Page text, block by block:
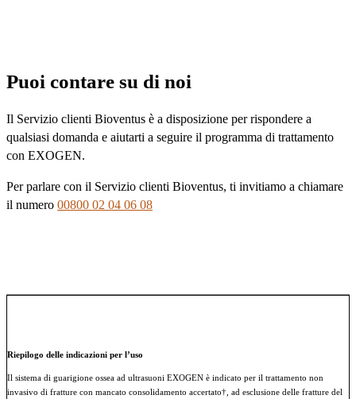
Puoi contare su di noi
Il Servizio clienti Bioventus è a disposizione per rispondere a
qualsiasi domanda e aiutarti a seguire il programma di trattamento
con EXOGEN.
Per parlare con il Servizio clienti Bioventus, ti invitiamo a chiamare
il numero 00800 02 04 06 08
Riepilogo delle indicazioni per l’uso
Il sistema di guarigione ossea ad ultrasuoni EXOGEN è indicato per il trattamento non
invasivo di fratture con mancato consolidamento accertato†, ad esclusione delle fratture del